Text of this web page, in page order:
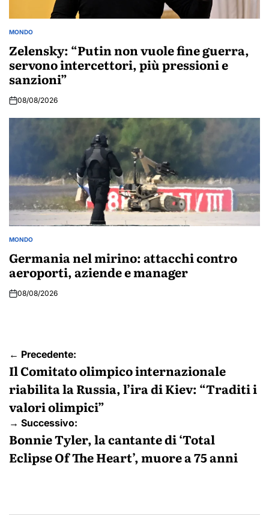
POSTED
MONDO
Zelensky: “Putin non vuole fine guerra,
servono intercettori, più pressioni e
sanzioni”
08/08/2026
POSTED
MONDO
Germania nel mirino: attacchi contro
aeroporti, aziende e manager
08/08/2026
Navigazione
articoli
← Precedente:
Il Comitato olimpico internazionale
riabilita la Russia, l’ira di Kiev: “Traditi i
valori olimpici”
→ Successivo:
Bonnie Tyler, la cantante di ‘Total
Eclipse Of The Heart’, muore a 75 anni